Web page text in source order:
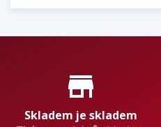
Proč nakupovat u nás?
store_mall_directory
Skladem je skladem